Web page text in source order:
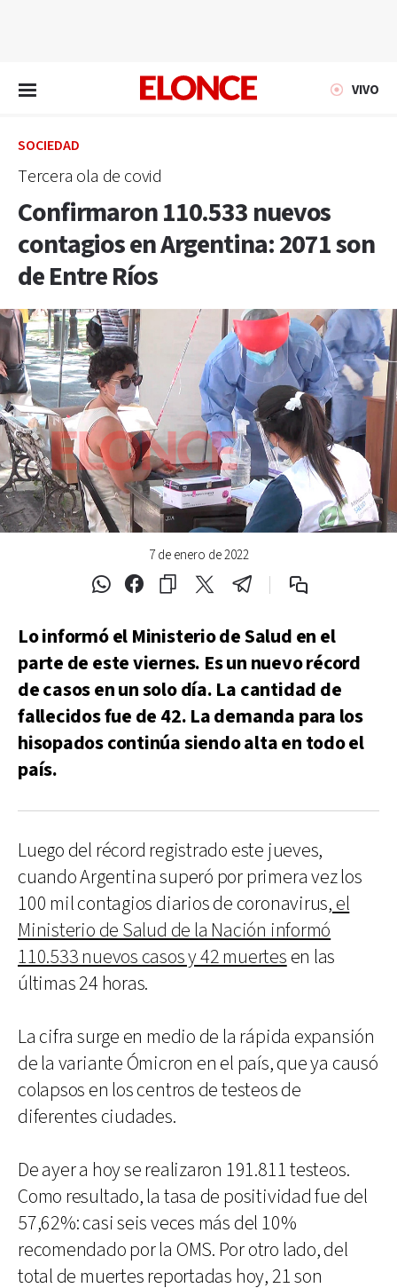
VIVO
SOCIEDAD
Tercera ola de covid
Confirmaron 110.533 nuevos
contagios en Argentina: 2071 son
de Entre Ríos
7 de enero de 2022
Lo informó el Ministerio de Salud en el
parte de este viernes. Es un nuevo récord
de casos en un solo día. La cantidad de
fallecidos fue de 42. La demanda para los
hisopados continúa siendo alta en todo el
país.
Luego del récord registrado este jueves,
cuando Argentina superó por primera vez los
100 mil contagios diarios de coronavirus, el
Ministerio de Salud de la Nación informó
110.533 nuevos casos y 42 muertes en las
últimas 24 horas.
La cifra surge en medio de la rápida expansión
de la variante Ómicron en el país, que ya causó
colapsos en los centros de testeos de
diferentes ciudades.
De ayer a hoy se realizaron 191.811 testeos.
Como resultado, la tasa de positividad fue del
57,62%: casi seis veces más del 10%
recomendado por la OMS. Por otro lado, del
total de muertes reportadas hoy, 21 son